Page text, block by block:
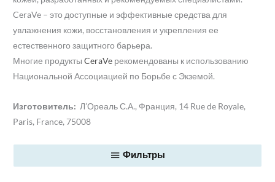
CeraVe – это доступные и эффективные средства для
увлажнения кожи, восстановления и укрепления ее
естественного защитного барьера.
Многие продуктыCeraVe рекомендованы к использованию
Национальной Ассоциацией по Борьбе с Экземой.
Изготовитель: Л’Ореаль С.А., Франция, 14 Rue de Royale,
Paris, France, 75008
Фильтры